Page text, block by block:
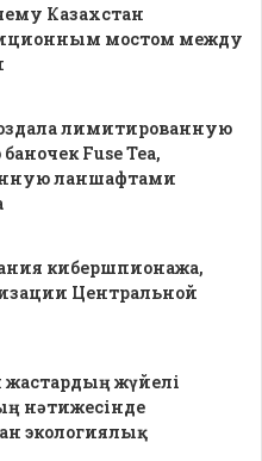
Казахстан
мостом между
лимитированную
Fuse Tea,
ланшафтами
кибершпионажа,
Центральной
жастардың жүйелі
нәтижесінде
экологиялық